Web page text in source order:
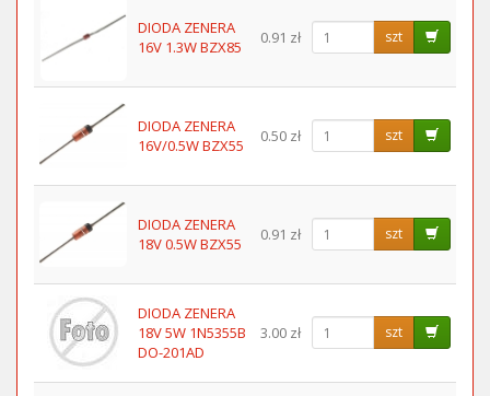
DIODA ZENERA
16V 1.3W BZX85
0.91 zł szt
DIODA ZENERA
16V/0.5W BZX55
0.50 zł szt
DIODA ZENERA
18V 0.5W BZX55
0.91 zł szt
DIODA ZENERA
18V 5W 1N5355B
DO-201AD
3.00 zł szt